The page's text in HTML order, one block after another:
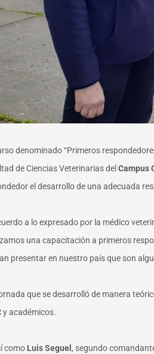
denominado “Primeros
de Ciencias Veterinarias del Campus
el desarrollo de una adecuada
a lo expresado por la médico
una capacitación a primeros
presentar en nuestro país que son
que se desarrolló de manera
y académicos.
como Luis Seguel , segundo